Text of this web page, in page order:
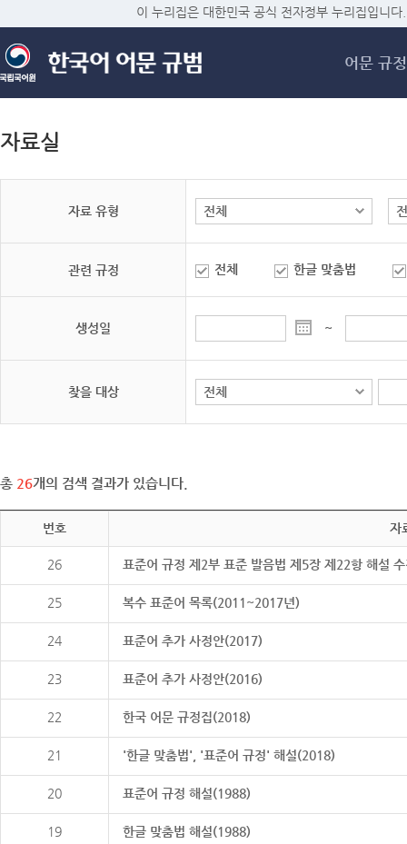
메
이 누리집은 대한민국 공식 전자정부 누리집입니다.
어문 규정
자료실
자료 유형
관련 규정 전체 한글 맞춤법
생성일 ~
찾을 대상
총 26개의 검색 결과가 있습니다.
번호 자
26 표준어 규정 제2부 표준 발음법 제5장 제22항 해설
25 복수 표준어 목록(2011~2017년)
24 표준어 추가 사정안(2017)
23 표준어 추가 사정안(2016)
22 한국 어문 규정집(2018)
21 '한글 맞춤법', '표준어 규정' 해설(2018)
20 표준어 규정 해설(1988)
19 한글 맞춤법 해설(1988)